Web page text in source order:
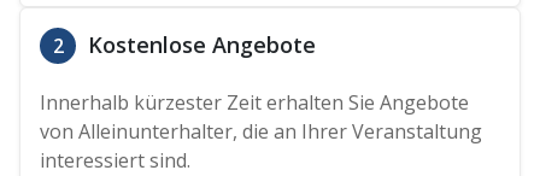
2 Kostenlose Angebote
Innerhalb kürzester Zeit erhalten Sie Angebote
von Alleinunterhalter, die an Ihrer Veranstaltung
interessiert sind.